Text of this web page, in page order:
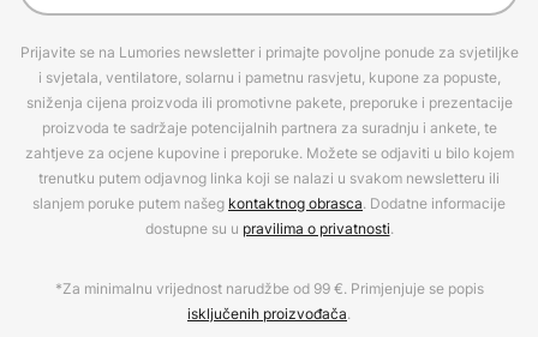
Prijavite se na Lumories newsletter i primajte povoljne ponude za svjetiljke
i svjetala, ventilatore, solarnu i pametnu rasvjetu, kupone za popuste,
sniženja cijena proizvoda ili promotivne pakete, preporuke i prezentacije
proizvoda te sadržaje potencijalnih partnera za suradnju i ankete, te
zahtjeve za ocjene kupovine i preporuke. Možete se odjaviti u bilo kojem
trenutku putem odjavnog linka koji se nalazi u svakom newsletteru ili
slanjem poruke putem našeg kontaktnog obrasca. Dodatne informacije
dostupne su u pravilima o privatnosti.
*Za minimalnu vrijednost narudžbe od 99 €. Primjenjuje se popis
isključenih proizvođača.